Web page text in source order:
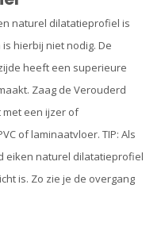
naturel dilatatieprofiel is
hierbij niet nodig. De
heeft een superieure
Zaag de Verouderd
een ijzer of
of laminaatvloer. TIP: Als
eiken naturel dilatatieprofiel
is. Zo zie je de overgang